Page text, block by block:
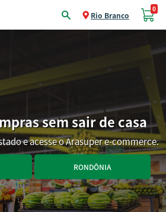
Rio Branco
0
sem sair de casa
e acesse o Arasuper e-commerce.
RONDÔNIA